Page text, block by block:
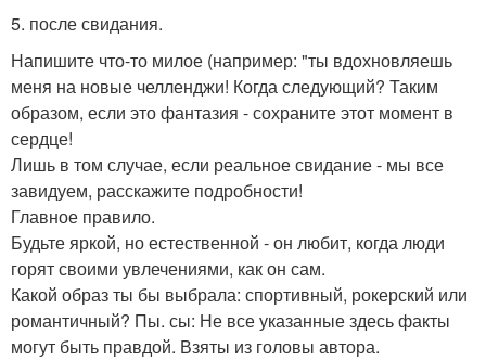
5. после свидания.
Напишите что-то милое (например: "ты вдохновляешь
меня на новые челленджи! Когда следующий? Таким
образом, если это фантазия - сохраните этот момент в
сердце!
Лишь в том случае, если реальное свидание - мы все
завидуем, расскажите подробности!
Главное правило.
Будьте яркой, но естественной - он любит, когда люди
горят своими увлечениями, как он сам.
Какой образ ты бы выбрала: спортивный, рокерский или
романтичный? Пы. сы: Не все указанные здесь факты
могут быть правдой. Взяты из головы автора.